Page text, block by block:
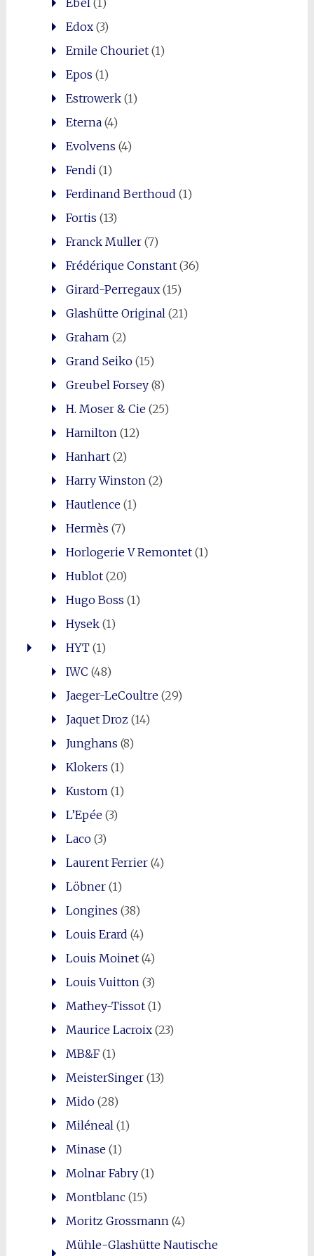
Edox(3)
Emile Chouriet(1)
Epos (1)
Estrowerk(1)
Eterna(4)
Evolvens (4)
Fendi (1)
Ferdinand Berthoud (1)
Fortis (13)
Franck Muller(7)
Frédérique Constant(36)
Girard-Perregaux(15)
Glashütte Original (21)
Graham (2)
Grand Seiko(15)
Greubel Forsey(8)
H. Moser & Cie(25)
Hamilton (12)
Hanhart(2)
Harry Winston (2)
Hautlence(1)
Hermès (7)
Horlogerie V Remontet(1)
Hublot(20)
Hugo Boss (1)
Hysek(1)
HYT(1)
IWC (48)
Jaeger-LeCoultre(29)
Jaquet Droz (14)
Junghans (8)
Klokers (1)
Kustom (1)
L’Epée(3)
Laco(3)
Laurent Ferrier(4)
Löbner(1)
Longines (38)
Louis Erard (4)
Louis Moinet(4)
Louis Vuitton (3)
Mathey-Tissot(1)
Maurice Lacroix(23)
MB&F(1)
MeisterSinger(13)
Mido(28)
Miléneal (1)
Minase(1)
Molnar Fabry(1)
Montblanc(15)
Moritz Grossmann (4)
Mühle-Glashütte Nautische